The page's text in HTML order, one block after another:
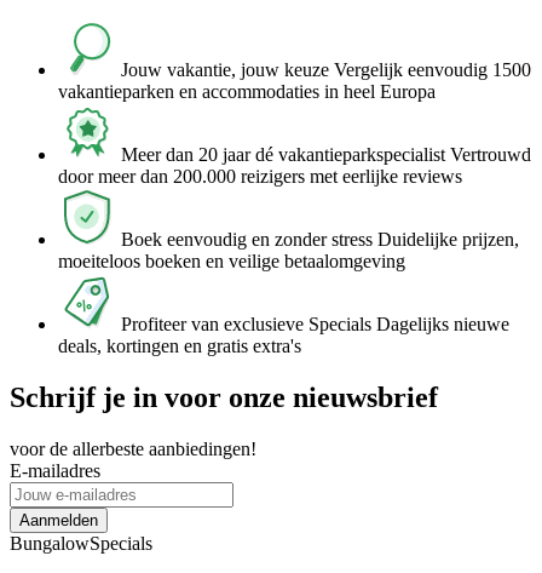
Jouw vakantie, jouw keuze Vergelijk eenvoudig 1500
vakantieparken en accommodaties in heel Europa
Meer dan 20 jaar dé vakantieparkspecialist Vertrouwd
door meer dan 200.000 reizigers met eerlijke reviews
Boek eenvoudig en zonder stress Duidelijke prijzen,
moeiteloos boeken en veilige betaalomgeving
Profiteer van exclusieve Specials Dagelijks nieuwe
deals, kortingen en gratis extra's
Schrijf je in voor onze nieuwsbrief
voor de allerbeste aanbiedingen!
E-mailadres
Aanmelden
BungalowSpecials